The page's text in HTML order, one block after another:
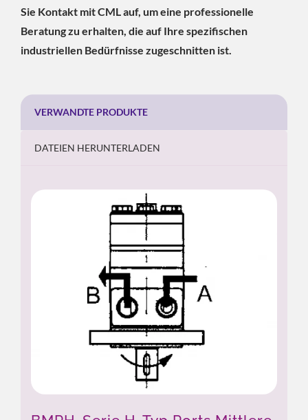
Sie Kontakt mit CML auf, um eine professionelle
Beratung zu erhalten, die auf Ihre spezifischen
industriellen Bedürfnisse zugeschnitten ist.
VERWANDTE PRODUKTE
DATEIEN HERUNTERLADEN